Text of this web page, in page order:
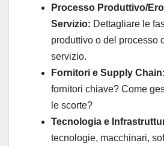
Processo Produttivo/
Servizio: Dettagliare le
produttivo o del processo
servizio.
Fornitori e Supply Chain:
fornitori chiave? Come
le scorte?
Tecnologia e
tecnologie, macchinari,